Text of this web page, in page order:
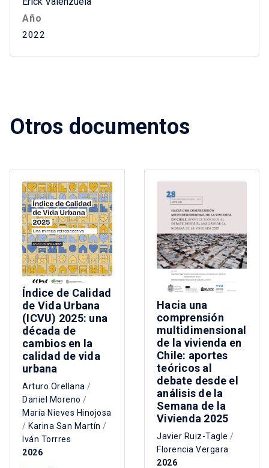
Año
2022
Otros documentos
Índice de Calidad
de Vida Urbana
(ICVU) 2025: una
década de
cambios en la
calidad de vida
urbana
Arturo Orellana /
Daniel Moreno /
María Nieves Hinojosa
/ Karina San Martín /
Iván Torrres
2026
Hacia una
comprensión
multidimensional
de la vivienda en
Chile: aportes
teóricos al
debate desde el
análisis de la
Semana de la
Vivienda 2025
Javier Ruiz-Tagle /
Florencia Vergara
2026